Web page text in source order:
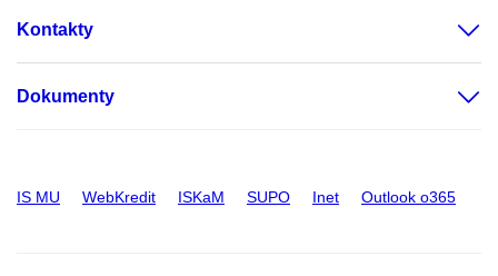
Kontakty
Dokumenty
IS MU WebKredit ISKaM SUPO Inet Outlook o365